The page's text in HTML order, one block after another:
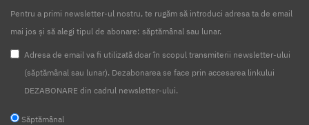
Pentru a primi newsletter-ul nostru, te rugăm să introduci adresa ta de email
mai jos și să alegi tipul de abonare: săptămânal sau lunar.
Adresa de email va fi utilizată doar în scopul transmiterii newsletter-ului
(săptămânal sau lunar). Dezabonarea se face prin accesarea linkului
DEZABONARE din cadrul newsletter-ului.
Săptămânal